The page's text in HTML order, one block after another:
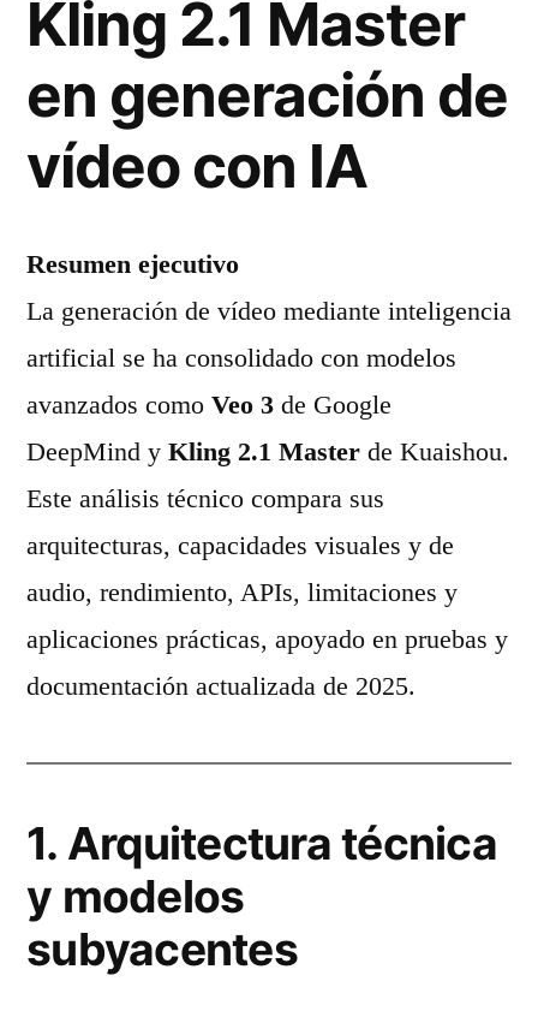
Kling 2.1 Master
en generación de
vídeo con IA
Resumen ejecutivo
La generación de vídeo mediante inteligencia
artificial se ha consolidado con modelos
avanzados como Veo 3 de Google
DeepMind y Kling 2.1 Master de Kuaishou.
Este análisis técnico compara sus
arquitecturas, capacidades visuales y de
audio, rendimiento, APIs, limitaciones y
aplicaciones prácticas, apoyado en pruebas y
documentación actualizada de 2025.
1. Arquitectura técnica
y modelos
subyacentes